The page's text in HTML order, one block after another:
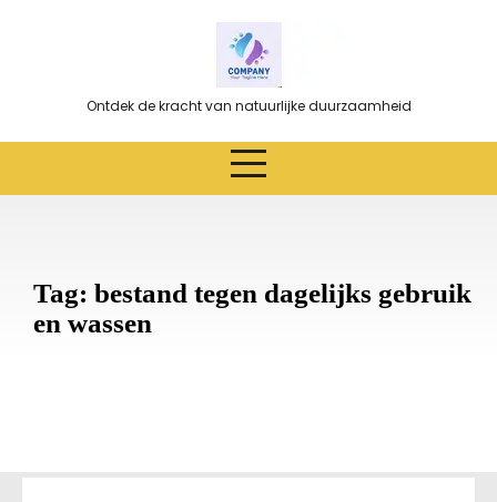
Ontdek de kracht van natuurlijke duurzaamheid
Tag: bestand tegen dagelijks gebruik
en wassen